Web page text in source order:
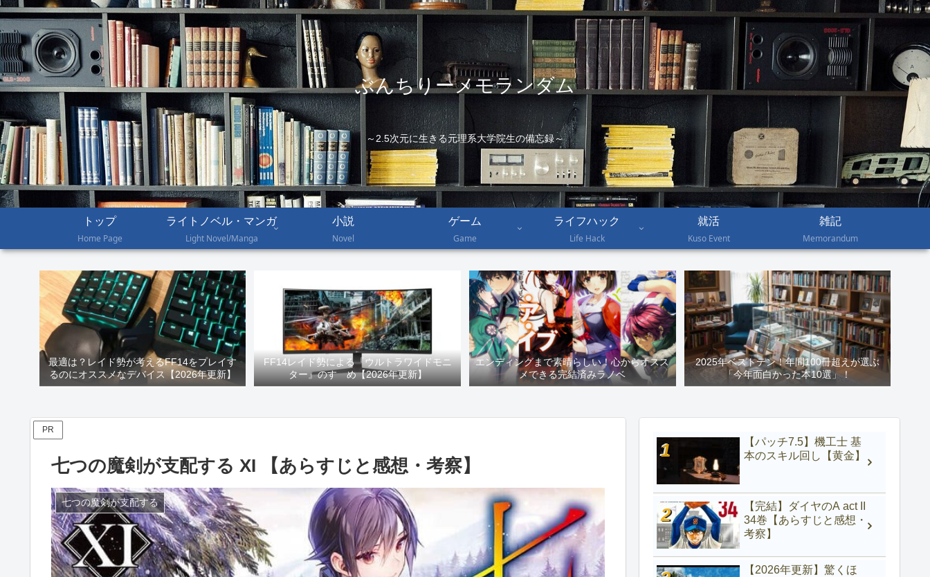
ぶんちりーメモランダム
～2.5次元に生きる元理系大学院生の備忘録～
トップ
Home Page
ライトノベル・マンガ
Light Novel/Manga
小説
Novel
ゲーム
Game
ライフハック
Life Hack
就活
Kuso Event
雑記
Memorandum
最適は？レイド勢が考えるFF14をプレイす
るのにオススメなデバイス【2026年更新】
FF14レイド勢による『ウルトラワイドモニ
ター』のすゝめ【2026年更新】
エンディングまで素晴らしい！心からオスス
メできる完結済みラノベ
2025年ベストテン！年間100冊超えが選ぶ
「今年面白かった本10選」！
PR
七つの魔剣が支配する XI 【あらすじと感想・考察】
七つの魔剣が支配する
【パッチ7.5】機工士 基
本のスキル回し【黄金】
【完結】ダイヤのA act II
34巻【あらすじと感想・
考察】
【2026年更新】驚くほ